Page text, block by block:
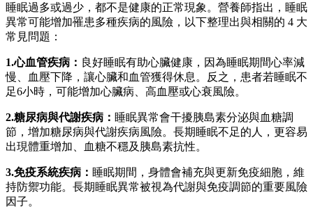
睡眠過多或過少，都不是健康的正常現象。營養師指出，睡眠
異常可能增加罹患多種疾病的風險，以下整理出與相關的 4 大
常見問題：
1.心血管疾病： 良好睡眠有助心臟健康，因為睡眠期間心率減
慢、血壓下降，讓心臟和血管獲得休息。反之，患者若睡眠不
足6小時，可能增加心臟病、高血壓或心衰風險。
2.糖尿病與代謝疾病： 睡眠異常會干擾胰島素分泌與血糖調
節，增加糖尿病與代謝疾病風險。長期睡眠不足的人，更容易
出現體重增加、血糖不穩及胰島素抗性。
3.免疫系統疾病： 睡眠期間，身體會補充與更新免疫細胞，維
持防禦功能。長期睡眠異常被視為代謝與免疫調節的重要風險
因子。